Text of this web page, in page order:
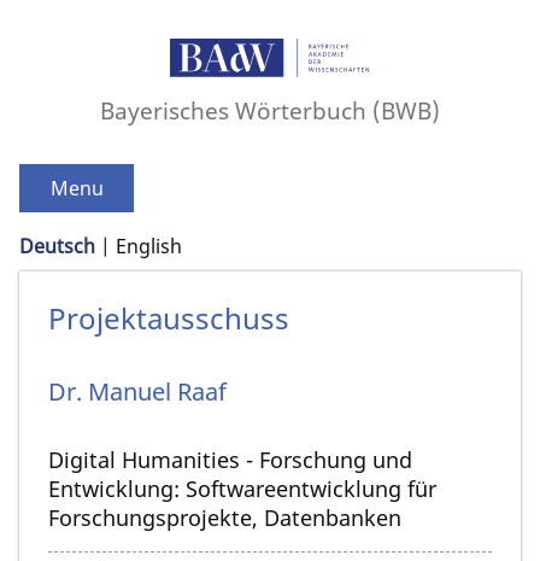
Bayerisches Wörterbuch (BWB)
Menu
Deutsch English
Projektausschuss
Dr. Manuel Raaf
Digital Humanities - Forschung und
Entwicklung: Softwareentwicklung für
Forschungsprojekte, Datenbanken